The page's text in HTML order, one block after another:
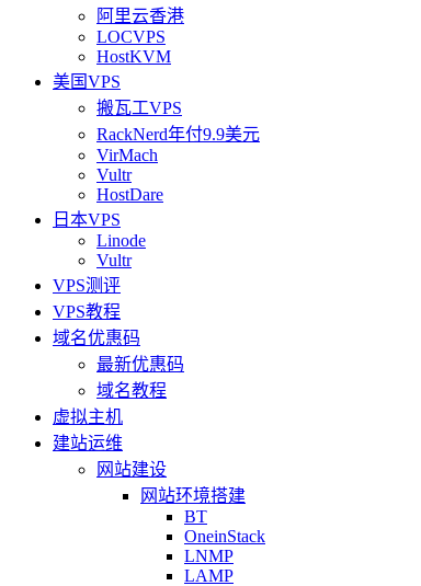
阿里云香港
LOCVPS
HostKVM
美国VPS
搬瓦工VPS
RackNerd年付9.9美元
VirMach
Vultr
HostDare
日本VPS
Linode
Vultr
VPS测评
VPS教程
域名优惠码
最新优惠码
域名教程
虚拟主机
建站运维
网站建设
网站环境搭建
BT
OneinStack
LNMP
LAMP